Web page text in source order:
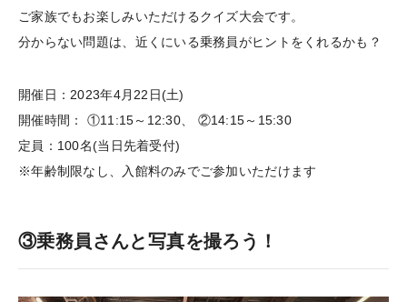
ご家族でもお楽しみいただけるクイズ大会です。
分からない問題は、近くにいる乗務員がヒントをくれるかも？
開催日：2023年4月22日(土)
開催時間： ①11:15～12:30、 ②14:15～15:30
定員：100名(当日先着受付)
※年齢制限なし、入館料のみでご参加いただけます
③乗務員さんと写真を撮ろう！